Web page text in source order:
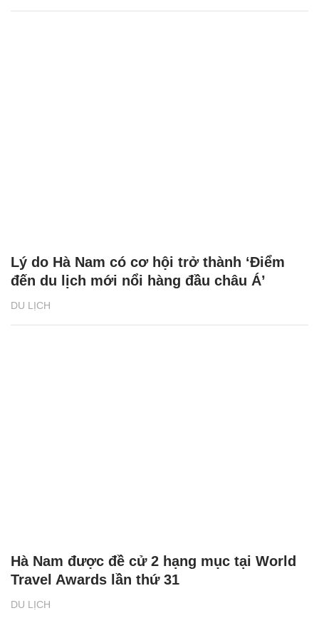
DU LỊCH
Lý do Hà Nam có cơ hội trở thành ‘Điểm
đến du lịch mới nổi hàng đầu châu Á’
DU LỊCH
Hà Nam được đề cử 2 hạng mục tại World
Travel Awards lần thứ 31